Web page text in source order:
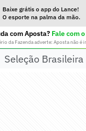
Baixe grátis o app do Lance!
O esporte na palma da mão.
com Aposta? Fale com
da Fazenda adverte: Aposta não é
Seleção Brasileira